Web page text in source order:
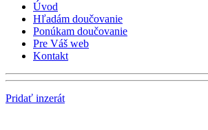
Úvod
Hľadám doučovanie
Ponúkam doučovanie
Pre Váš web
Kontakt
Pridať inzerát